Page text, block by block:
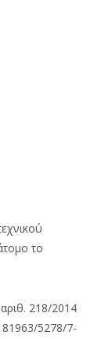
το
218/2014
5278/7-